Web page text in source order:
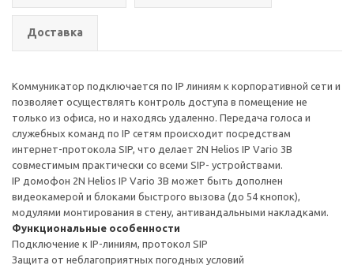
Доставка
Коммуникатор подключается по IP линиям к корпоративной сети и
позволяет осуществлять контроль доступа в помещение не
только из офиса, но и находясь удаленно. Передача голоса и
служебных команд по IP сетям происходит посредствам
интернет-протокола SIP, что делает 2N Helios IP Vario 3B
совместимым практически со всеми SIP- устройствами.
IP домофон 2N Helios IP Vario 3B может быть дополнен
видеокамерой и блоками быстрого вызова (до 54 кнопок),
модулями монтирования в стену, антивандальными накладками.
Функциональные особенности
Подключение к IP-линиям, протокол SIP
Защита от неблагоприятных погодных условий